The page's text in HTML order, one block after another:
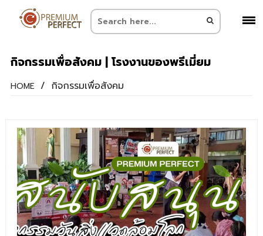
กิจกรรมเพื่อสังคม | โรงงานของพรีเมี่ยม
HOME / กิจกรรมเพื่อสังคม